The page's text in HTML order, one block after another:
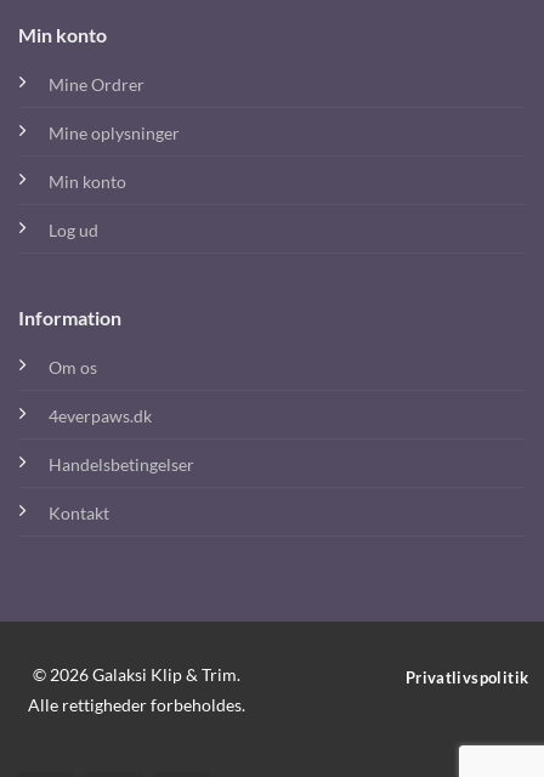
Min konto
Mine Ordrer
Mine oplysninger
Min konto
Log ud
Information
Om os
4everpaws.dk
Handelsbetingelser
Kontakt
© 2026 Galaksi Klip & Trim.
Alle rettigheder forbeholdes.
Privatlivspolitik